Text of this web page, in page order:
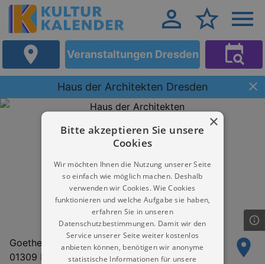
Veranstaltungen Dresden
Haus der Architekten Dresden
Goetheallee 37
01309 Dresden
×
Bitte akzeptieren Sie unsere
Cookies
Wir möchten Ihnen die Nutzung unserer Seite
so einfach wie möglich machen. Deshalb
verwenden wir Cookies. Wie Cookies
funktionieren und welche Aufgabe sie haben,
erfahren Sie in unseren
Datenschutzbestimmungen. Damit wir den
Service unserer Seite weiter kostenlos
anbieten können, benötigen wir anonyme
statistische Informationen für unsere